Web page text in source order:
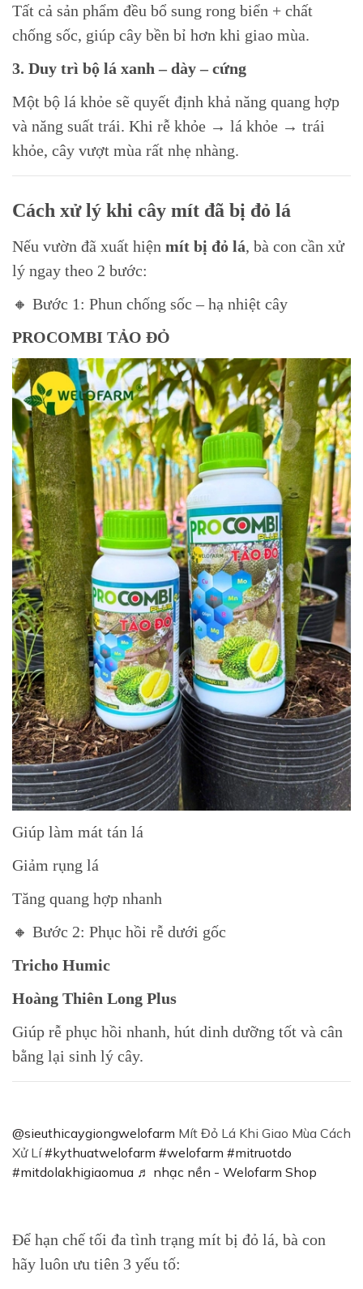
Tất cả sản phẩm đều bổ sung rong biển + chất
chống sốc, giúp cây bền bỉ hơn khi giao mùa.
3. Duy trì bộ lá xanh – dày – cứng
Một bộ lá khỏe sẽ quyết định khả năng quang hợp
và năng suất trái. Khi rễ khỏe → lá khỏe → trái
khỏe, cây vượt mùa rất nhẹ nhàng.
Cách xử lý khi cây mít đã bị đỏ lá
Nếu vườn đã xuất hiện mít bị đỏ lá, bà con cần xử
lý ngay theo 2 bước:
🔸 Bước 1: Phun chống sốc – hạ nhiệt cây
PROCOMBI TẢO ĐỎ
Giúp làm mát tán lá
Giảm rụng lá
Tăng quang hợp nhanh
🔸 Bước 2: Phục hồi rễ dưới gốc
Tricho Humic
Hoàng Thiên Long Plus
Giúp rễ phục hồi nhanh, hút dinh dưỡng tốt và cân
bằng lại sinh lý cây.
@sieuthicaygiongwelofarm Mít Đỏ Lá Khi Giao Mùa Cách
Xử Lí#kythuatwelofarm #welofarm #mitruotdo
#mitdolakhigiaomua ♬ nhạc nền - Welofarm Shop
Để hạn chế tối đa tình trạng mít bị đỏ lá, bà con
hãy luôn ưu tiên 3 yếu tố: